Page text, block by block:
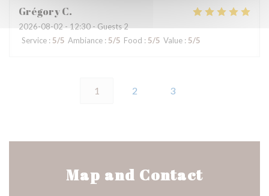
GrégoryC
2026-08-02 - 12:30 - Guests 2
Service : 5/5 Ambiance : 5/5 Food : 5/5 Value : 5/5
1 2 3
Map and Contact